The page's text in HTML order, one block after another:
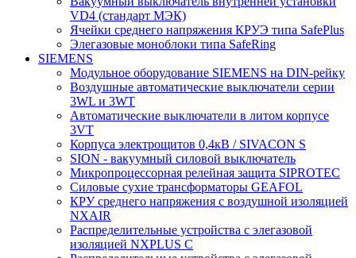
VD4 (стандарт МЭК)
Ячейки среднего напряжения КРУЭ типа SafePlus
Элегазовые моноблоки типа SafeRing
SIEMENS
Модульное оборудование SIEMENS на DIN-рейку
Воздушные автоматические выключатели серии
3WL и 3WT
Автоматические выключатели в литом корпусе
3VT
Корпуса электрощитов 0,4кВ / SIVACON S
SION - вакуумный силовой выключатель
Микропроцессорная релейная защита SIPROTEC
Силовые сухие трансформаторы GEAFOL
КРУ среднего напряжения с воздушной изоляцией
NXAIR
Распределительные устройства с элегазовой
изоляцией NXPLUS C